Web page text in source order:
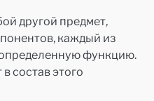
другой предмет,
каждый из
функцию.
состав этого